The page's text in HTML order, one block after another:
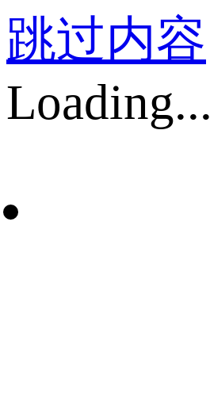
跳过内容
Loading...